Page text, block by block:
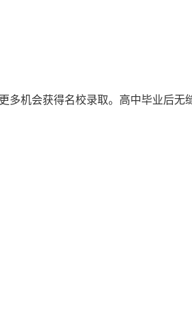
多机会获得名校录取。高中毕业后无